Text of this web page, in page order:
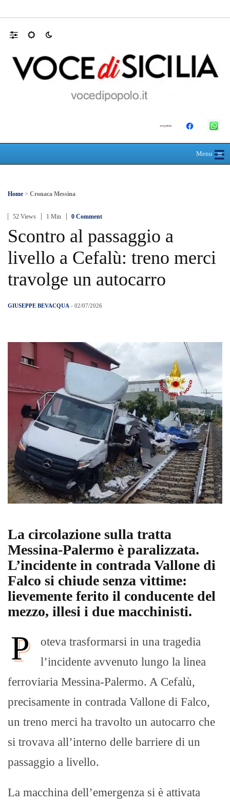
Menu≡
☰
Home > Cronaca Messina
52 Views 1 Min 0 Comment
Scontro al passaggio a
livello a Cefalù: treno merci
travolge un autocarro
GIUSEPPE BEVACQUA - 02/07/2026
La circolazione sulla tratta
Messina-Palermo è paralizzata.
L’incidente in contrada Vallone di
Falco si chiude senza vittime:
lievemente ferito il conducente del
mezzo, illesi i due macchinisti.
P
oteva trasformarsi in una tragedia
l’incidente avvenuto lungo la linea
ferroviaria Messina-Palermo. A Cefalù,
precisamente in contrada Vallone di Falco,
un treno merci ha travolto un autocarro che
si trovava all’interno delle barriere di un
passaggio a livello.
La macchina dell’emergenza si è attivata